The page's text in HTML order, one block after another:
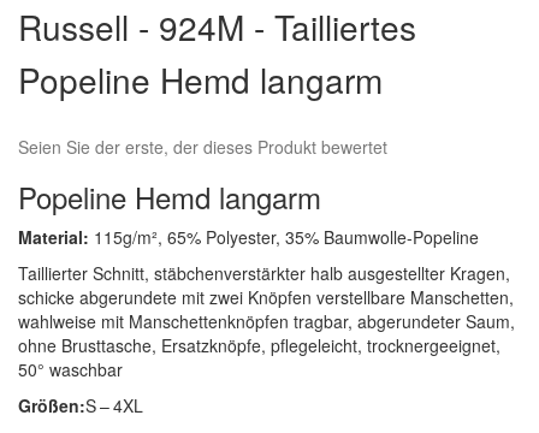
der
Bildergalerie
springen
Russell - 924M - Tailliertes
Popeline Hemd langarm
Seien Sie der erste, der dieses Produkt bewertet
Popeline Hemd langarm
Material: 115g/m², 65% Polyester, 35% Baumwolle-Popeline
Taillierter Schnitt, stäbchenverstärkter halb ausgestellter Kragen,
schicke abgerundete mit zwei Knöpfen verstellbare Manschetten,
wahlweise mit Manschettenknöpfen tragbar, abgerundeter Saum,
ohne Brusttasche, Ersatzknöpfe, pflegeleicht, trocknergeeignet,
50° waschbar
Größen:S – 4XL